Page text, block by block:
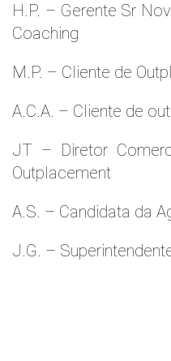
H.P. – Gerente Sr
Coaching
M.P. – Cliente de
A.C.A. – Cliente de
JT – Diretor
Outplacement
A.S. – Candidata da
J.G. –